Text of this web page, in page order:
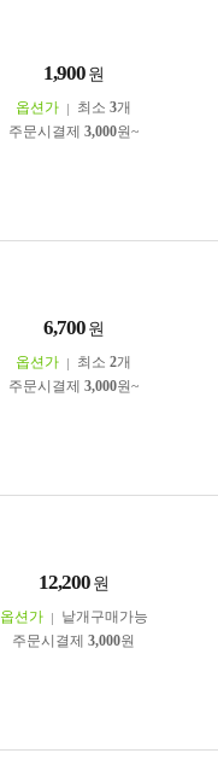
1,900 원
옵션가 최소 3개
주문시결제 3,000원~
6,700 원
옵션가 최소 2개
주문시결제 3,000원~
12,200 원
옵션가
낱개구매가능
주문시결제 3,000원